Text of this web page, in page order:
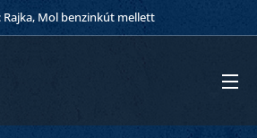
Rajka, Mol benzinkút mellett